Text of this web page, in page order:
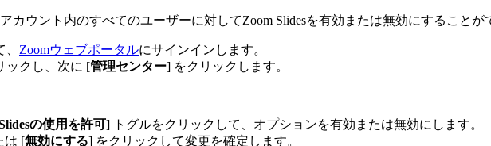
ウント内のすべてのユーザーに対してZoom Slidesを有効または無効にすることが
Zoomウェブポータルにサインインします。
ックし、次に [管理センター] をクリックします。
の使用を許可] トグルをクリックして、オプションを有効または無効にします。
は [無効にする] をクリックして変更を確定します。